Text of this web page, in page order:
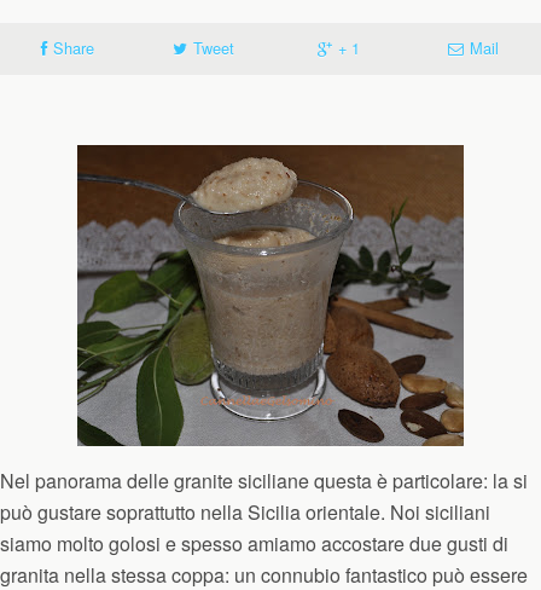
Share Tweet + 1 Mail
Nel panorama delle granite siciliane questa è particolare: la si
può gustare soprattutto nella Sicilia orientale. Noi siciliani
siamo molto golosi e spesso amiamo accostare due gusti di
granita nella stessa coppa: un connubio fantastico può essere